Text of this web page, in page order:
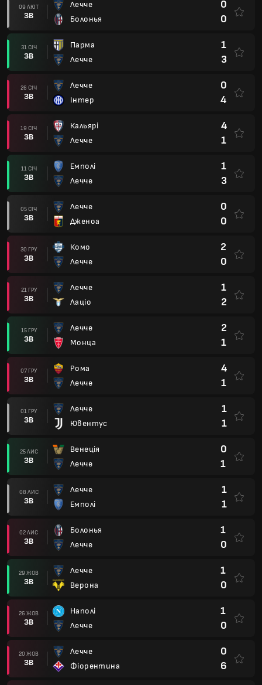
09 ЛЮТ
ЗВ
Лечче
Болонья
0
0
31 СІЧ
ЗВ
Парма
Лечче
1
3
26 СІЧ
ЗВ
Лечче
Інтер
0
4
19 СІЧ
ЗВ
Кальярі
Лечче
4
1
11 СІЧ
ЗВ
Емполі
Лечче
1
3
05 СІЧ
ЗВ
Лечче
Дженоа
0
0
30 ГРУ
ЗВ
Комо
Лечче
2
0
21 ГРУ
ЗВ
Лечче
Лаціо
1
2
15 ГРУ
ЗВ
Лечче
Монца
2
1
07 ГРУ
ЗВ
Рома
Лечче
4
1
01 ГРУ
ЗВ
Лечче
Ювентус
1
1
25 ЛИС
ЗВ
Венеція
Лечче
0
1
08 ЛИС
ЗВ
Лечче
Емполі
1
1
02 ЛИС
ЗВ
Болонья
Лечче
1
0
29 ЖОВ
ЗВ
Лечче
Верона
1
0
26 ЖОВ
ЗВ
Наполі
Лечче
1
0
20 ЖОВ
ЗВ
Лечче
Фіорентина
0
6